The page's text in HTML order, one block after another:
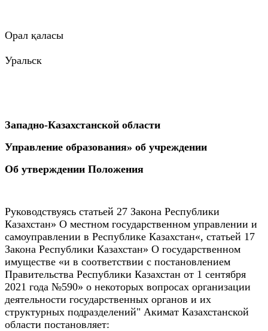
Орал қаласы
Уральск
Западно-Казахстанской области
Управление образования» об учреждении
Об утверждении Положения
Руководствуясь статьей 27 Закона Республики
Казахстан» О местном государственном управлении и
самоуправлении в Республике Казахстан«, статьей 17
Закона Республики Казахстан» О государственном
имуществе «и в соответствии с постановлением
Правительства Республики Казахстан от 1 сентября
2021 года №590» о некоторых вопросах организации
деятельности государственных органов и их
структурных подразделений" Акимат Казахстанской
области постановляет: